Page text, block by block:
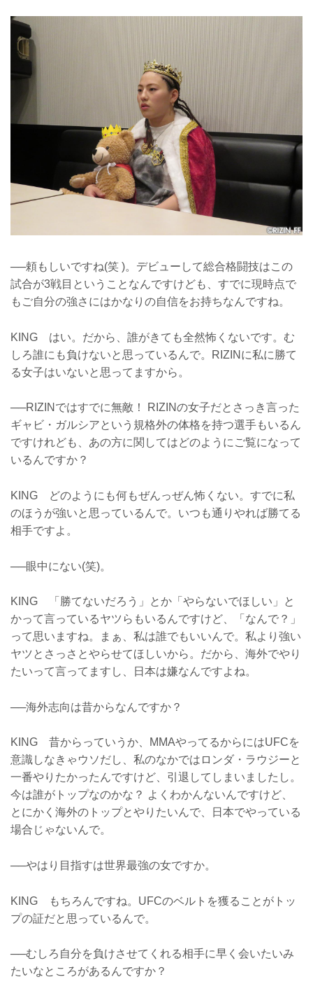
──頼もしいですね(笑 )。デビューして総合格闘技はこの
試合が3戦目ということなんですけども、すでに現時点で
もご自分の強さにはかなりの自信をお持ちなんですね。
KING はい。だから、誰がきても全然怖くないです。む
しろ誰にも負けないと思っているんで。RIZINに私に勝て
る女子はいないと思ってますから。
──RIZINではすでに無敵！ RIZINの女子だとさっき言った
ギャビ・ガルシアという規格外の体格を持つ選手もいるん
ですけれども、あの方に関してはどのようにご覧になって
いるんですか？
KING どのようにも何もぜんっぜん怖くない。すでに私
のほうが強いと思っているんで。いつも通りやれば勝てる
相手ですよ。
──眼中にない(笑)。
KING 「勝てないだろう」とか「やらないでほしい」と
かって言っているヤツらもいるんですけど、「なんで？」
って思いますね。まぁ、私は誰でもいいんで。私より強い
ヤツとさっさとやらせてほしいから。だから、海外でやり
たいって言ってますし、日本は嫌なんですよね。
──海外志向は昔からなんですか？
KING 昔からっていうか、MMAやってるからにはUFCを
意識しなきゃウソだし、私のなかではロンダ・ラウジーと
一番やりたかったんですけど、引退してしまいましたし。
今は誰がトップなのかな？ よくわかんないんですけど、
とにかく海外のトップとやりたいんで、日本でやっている
場合じゃないんで。
──やはり目指すは世界最強の女ですか。
KING もちろんですね。UFCのベルトを獲ることがトッ
プの証だと思っているんで。
──むしろ自分を負けさせてくれる相手に早く会いたいみ
たいなところがあるんですか？